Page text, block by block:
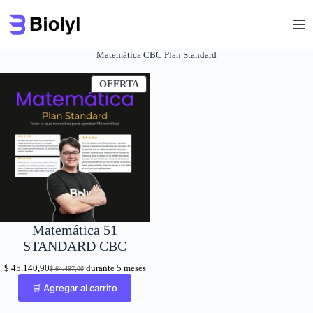
contenido
Matemática CBC Plan Standard
OFERTAPRODUCTO
EN
Matemática 51
STANDARD CBC
$64.487,00
El
precio
original
$ 45.140,90
El
precio
actual
durante 5 meses
🛒 Agregar al carrito